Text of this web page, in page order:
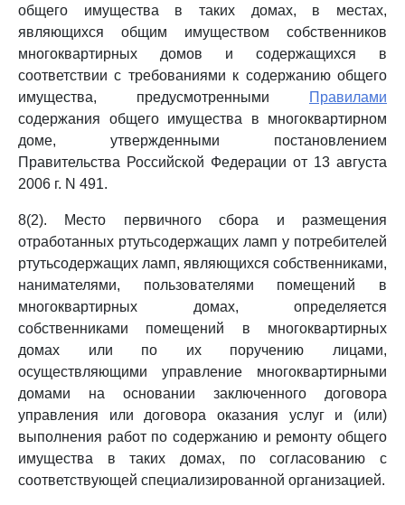
общего имущества в таких домах, в местах,
являющихся общим имуществом собственников
многоквартирных домов и содержащихся в
соответствии с требованиями к содержанию общего
имущества, предусмотренными
Правилами
содержания общего имущества в многоквартирном
доме, утвержденными постановлением
Правительства Российской Федерации от 13 августа
2006 г. N 491.
8(2). Место первичного сбора и размещения
отработанных ртутьсодержащих ламп у потребителей
ртутьсодержащих ламп, являющихся собственниками,
нанимателями, пользователями помещений в
многоквартирных домах, определяется
собственниками помещений в многоквартирных
домах или по их поручению лицами,
осуществляющими управление многоквартирными
домами на основании заключенного договора
управления или договора оказания услуг и (или)
выполнения работ по содержанию и ремонту общего
имущества в таких домах, по согласованию с
соответствующей специализированной организацией.